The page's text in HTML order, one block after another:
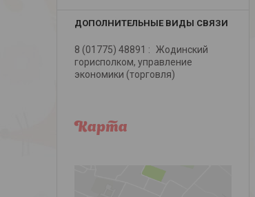
8 (01775) 48891
Жодинский
горисполком, управление
экономики (торговля)
Карта